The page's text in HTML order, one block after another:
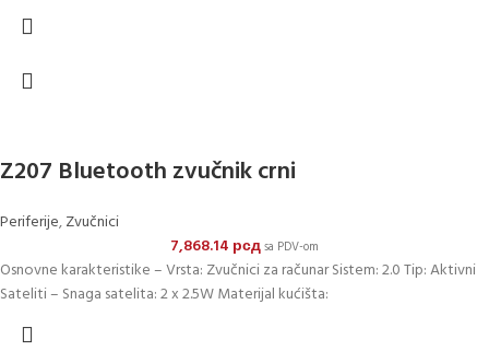
Z207 Bluetooth zvučnik crni
Periferije,Zvučnici
7,868.14 рсдsa PDV-om
Osnovne karakteristike – Vrsta: Zvučnici za računar Sistem: 2.0 Tip: Aktivni
Sateliti – Snaga satelita: 2 x 2.5W Materijal kućišta: